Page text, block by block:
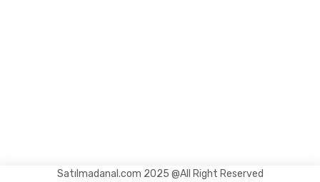
Satılmadanal.com 2025 @All Right Reserved